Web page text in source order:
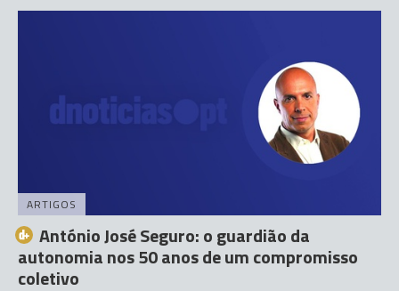
ARTIGOS
António José Seguro: o guardião da
autonomia nos 50 anos de um compromisso
coletivo